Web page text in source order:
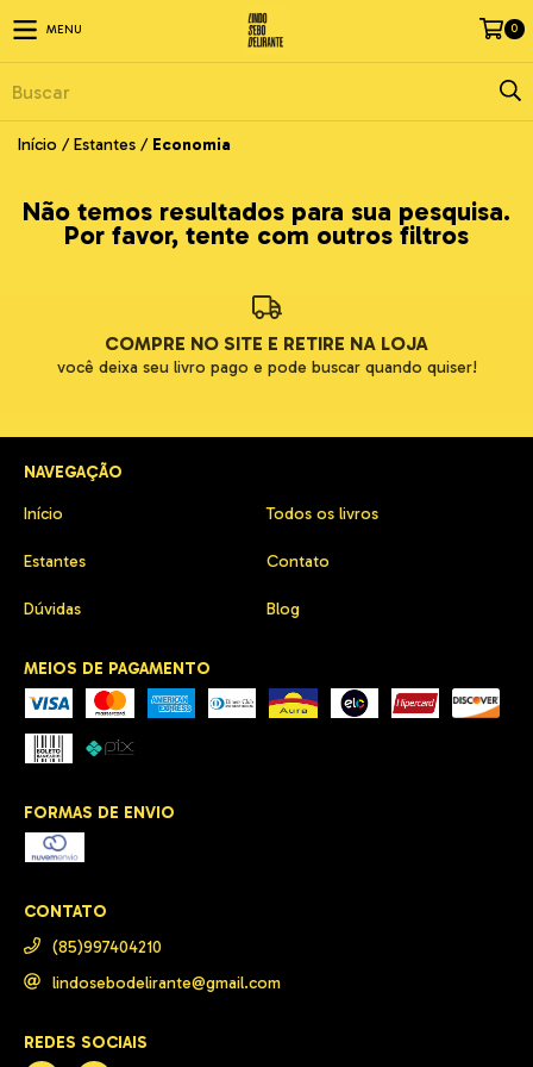
MENU 0
Início / Estantes / Economia
Não temos resultados para sua pesquisa.
Por favor, tente com outros filtros
COMPRE NO SITE E RETIRE NA LOJA
você deixa seu livro pago e pode buscar quando quiser!
NAVEGAÇÃO
Início Todos os livros
Estantes Contato
Dúvidas Blog
MEIOS DE PAGAMENTO
FORMAS DE ENVIO
CONTATO
(85)997404210
lindosebodelirante@gmail.com
REDES SOCIAIS